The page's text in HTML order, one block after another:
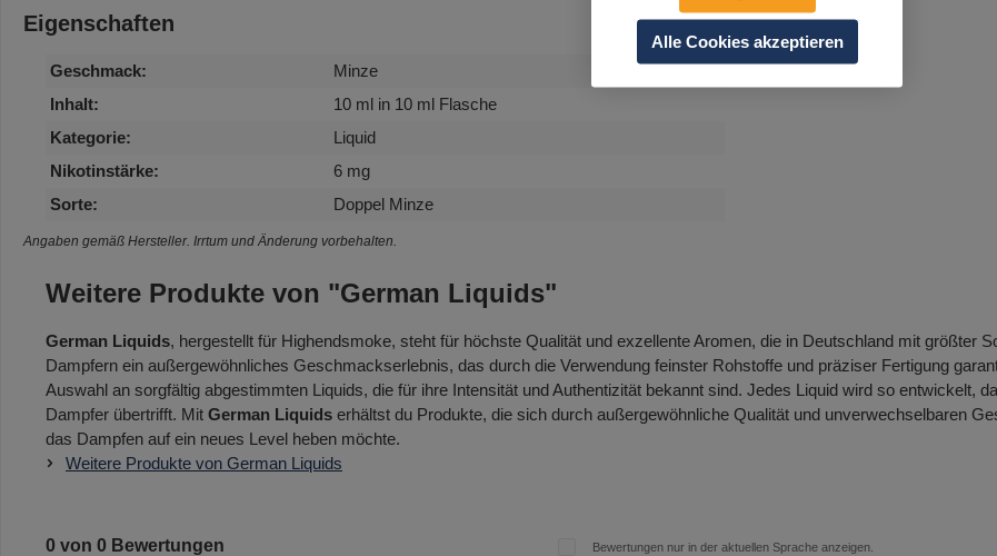
Eigenschaften
Geschmack:
Minze
Inhalt:
10 ml in 10 ml Flasche
Kategorie:
Liquid
Nikotinstärke:
6 mg
Sorte:
Doppel Minze
Angaben gemäß Hersteller. Irrtum und Änderung vorbehalten.
Weitere Produkte von "German Liquids"
German Liquids, hergestellt für Highendsmoke, steht für höchste Qualität und exzellente Aromen, die in Deutschland mit größter
Dampfern ein außergewöhnliches Geschmackserlebnis, das durch die Verwendung feinster Rohstoffe und präziser Fertigung
Auswahl an sorgfältig abgestimmten Liquids, die für ihre Intensität und Authentizität bekannt sind. Jedes Liquid wird so entwickelt,
Dampfer übertrifft. Mit German Liquids erhältst du Produkte, die sich durch außergewöhnliche Qualität und unverwechselbaren
das Dampfen auf ein neues Level heben möchte.
Weitere Produkte von German Liquids
0 von 0 Bewertungen Bewertungen nur in der aktuellen Sprache anzeigen.
Alle Cookies akzeptieren